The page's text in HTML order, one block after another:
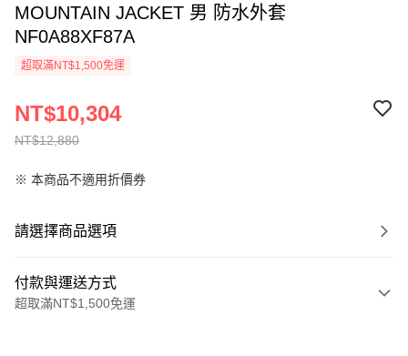
MOUNTAIN JACKET 男 防水外套
NF0A88XF87A
超取滿NT$1,500免運
NT$12,880
NT$10,304
※ 本商品不適用折價券
請選擇商品選項
付款與運送方式
超取滿NT$1,500免運